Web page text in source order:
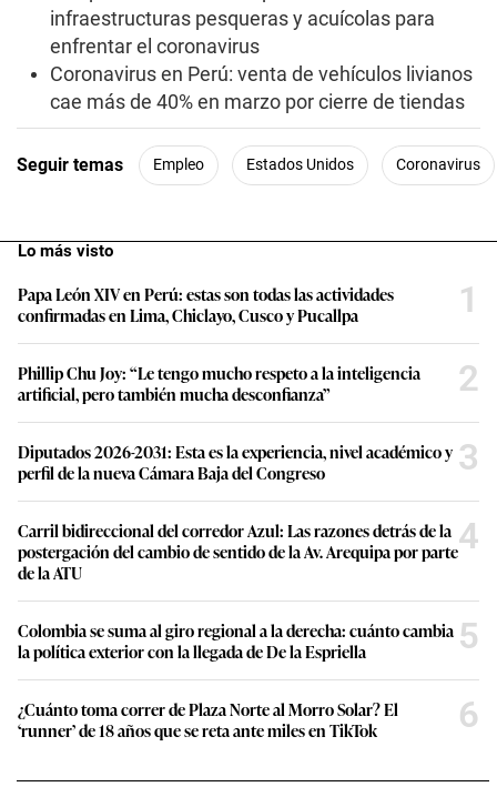
infraestructuras pesqueras y acuícolas para
enfrentar el coronavirus
Coronavirus en Perú: venta de vehículos livianos
cae más de 40% en marzo por cierre de tiendas
Seguir temas Empleo Estados Unidos Coronavirus
Lo más visto
Papa León XIV en Perú: estas son todas las actividades
confirmadas en Lima, Chiclayo, Cusco y Pucallpa
1
Phillip Chu Joy: “Le tengo mucho respeto a la inteligencia
artificial, pero también mucha desconfianza”
2
Diputados 2026-2031: Esta es la experiencia, nivel académico y
perfil de la nueva Cámara Baja del Congreso
3
Carril bidireccional del corredor Azul: Las razones detrás de la
postergación del cambio de sentido de la Av. Arequipa por parte
de la ATU
4
Colombia se suma al giro regional a la derecha: cuánto cambia
la política exterior con la llegada de De la Espriella
5
¿Cuánto toma correr de Plaza Norte al Morro Solar? El
‘runner’ de 18 años que se reta ante miles en TikTok
6